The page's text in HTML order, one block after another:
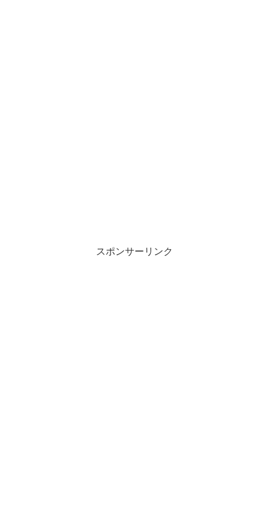
スポンサーリンク